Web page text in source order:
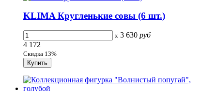
KLIMA Кругленькие совы (6 шт.)
x 3 630 руб
4 172
Скидка 13%